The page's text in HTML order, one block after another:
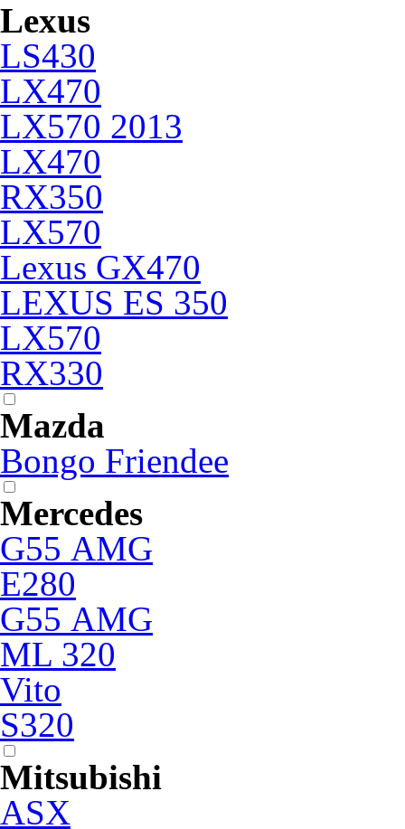
Lexus
LS430
LX470
LX570 2013
LX470
RX350
LX570
Lexus GX470
LEXUS ES 350
LX570
RX330
Mazda
Bongo Friendee
Mercedes
G55 АМG
E280
G55 АМG
ML 320
Vito
S320
Mitsubishi
ASX